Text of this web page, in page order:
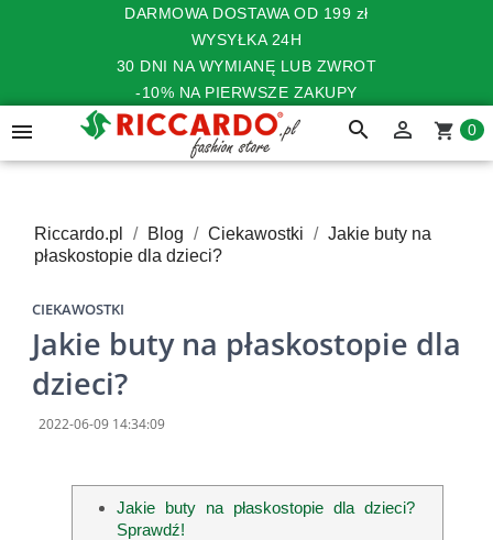
DARMOWA DOSTAWA OD 199 zł
WYSYŁKA 24H
30 DNI NA WYMIANĘ LUB ZWROT
-10% NA PIERWSZE ZAKUPY
 search  shopping_cart 0
Riccardo.pl Blog Ciekawostki
Jakie buty na
płaskostopie dla dzieci?
CIEKAWOSTKI
Jakie buty na płaskostopie dla
dzieci?
2022-06-09 14:34:09
Jakie buty na płaskostopie dla dzieci?
Sprawdź!